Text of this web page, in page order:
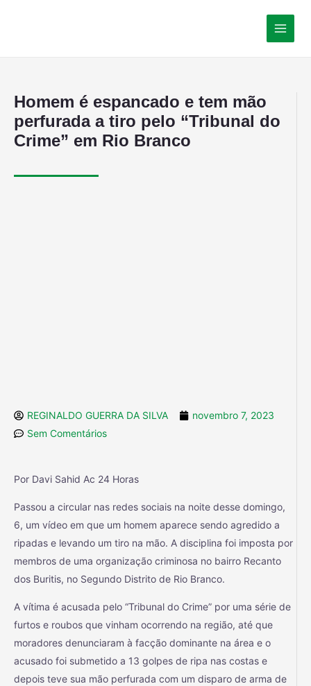
Homem é espancado e tem mão
perfurada a tiro pelo “Tribunal do
Crime” em Rio Branco
REGINALDO GUERRA DA SILVA
novembro 7, 2023
Sem Comentários
Por Davi Sahid Ac 24 Horas
Passou a circular nas redes sociais na noite desse domingo,
6, um vídeo em que um homem aparece sendo agredido a
ripadas e levando um tiro na mão. A disciplina foi imposta por
membros de uma organização criminosa no bairro Recanto
dos Buritis, no Segundo Distrito de Rio Branco.
A vítima é acusada pelo “Tribunal do Crime” por uma série de
furtos e roubos que vinham ocorrendo na região, até que
moradores denunciaram à facção dominante na área e o
acusado foi submetido a 13 golpes de ripa nas costas e
depois teve sua mão perfurada com um disparo de arma de